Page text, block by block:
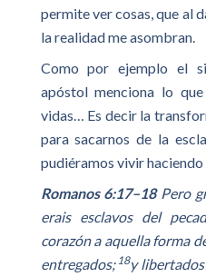
permite ver cosas, que al
la realidad me asombran.
Como por ejemplo el
apóstol menciona lo
vidas… Es decir la
para sacarnos de la
pudiéramos vivir
Romanos 6:17–18Pero
erais esclavos del
corazón a aquella forma
entregados;18y libertados